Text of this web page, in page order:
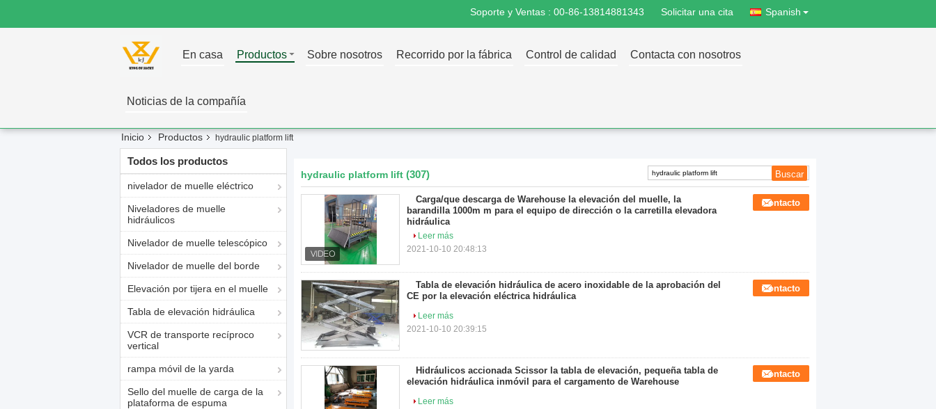
Soporte y Ventas : 00-86-13814881343 Solicitar una cita Spanish
En casa Productos Sobre nosotros Recorrido por la fábrica Control de calidad Contacta con nosotros
Noticias de la compañía
Inicio Productos hydraulic platform lift
Todos los productos
nivelador de muelle eléctrico
Niveladores de muelle
hidráulicos
Nivelador de muelle telescópico
Nivelador de muelle del borde
Elevación por tijera en el muelle
Tabla de elevación hidráulica
VCR de transporte recíproco
vertical
rampa móvil de la yarda
Sello del muelle de carga de la
plataforma de espuma
hydraulic platform lift (307)
Carga/que descarga de Warehouse la elevación del muelle, la
barandilla 1000m m para el equipo de dirección o la carretilla elevadora
hidráulica
Contacto
Leer más
2021-10-10 20:48:13
Tabla de elevación hidráulica de acero inoxidable de la aprobación del
CE por la elevación eléctrica hidráulica
Contacto
Leer más
2021-10-10 20:39:15
Hidráulicos accionada Scissor la tabla de elevación, pequeña tabla de
elevación hidráulica inmóvil para el cargamento de Warehouse
Contacto
Leer más